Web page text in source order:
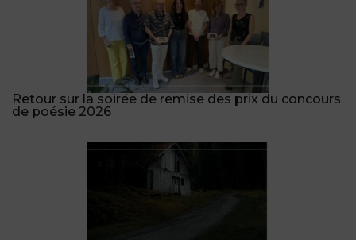
Retour sur la soirée de remise des prix du concours
de poésie 2026